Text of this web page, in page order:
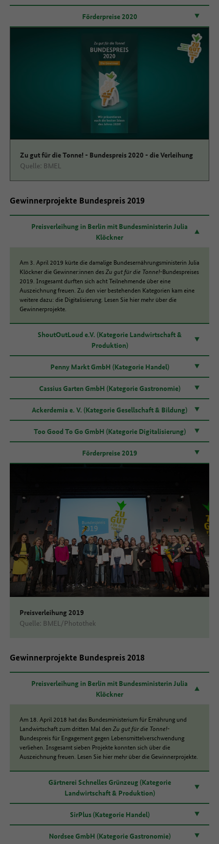
Förderpreise 2020
Zu gut für die Tonne! - Bundespreis 2020 - die Verleihung
Quelle: BMEL
Gewinnerprojekte Bundespreis 2019
Preisverleihung in Berlin mit Bundesministerin Julia
Klöckner
Am 3. April 2019 kürte die damalige Bundesernährungsministerin Julia
Klöckner die Gewinner:innen desZu gut für die Tonne!-Bundespreises
2019. Insgesamt durften sich acht Teilnehmende über eine
Auszeichnung freuen. Zu den vier bestehenden Kategorien kam eine
weitere dazu: die Digitalisierung. Lesen Sie hier mehr über die
Gewinnerprojekte.
ShoutOutLoud e.V. (Kategorie Landwirtschaft &
Produktion)
Penny Markt GmbH (Kategorie Handel)
Cassius Garten GmbH (Kategorie Gastronomie)
Ackerdemia e. V. (Kategorie Gesellschaft & Bildung)
Too Good To Go GmbH (Kategorie Digitalisierung)
Förderpreise 2019
Preisverleihung 2019
Quelle: BMEL/Photothek
Gewinnerprojekte Bundespreis 2018
Preisverleihung in Berlin mit Bundesministerin Julia
Klöckner
Am 18. April 2018 hat das Bundesministerium für Ernährung und
Landwirtschaft zum dritten Mal den Zu gut für die Tonne!-
Bundespreis für Engagement gegen Lebensmittelverschwendung
verliehen. Insgesamt sieben Projekte konnten sich über die
Auszeichnung freuen. Lesen Sie hier mehr über die Gewinnerprojekte.
Gärtnerei Schnelles Grünzeug (Kategorie
Landwirtschaft & Produktion)
SirPlus (Kategorie Handel)
Nordsee GmbH (Kategorie Gastronomie)